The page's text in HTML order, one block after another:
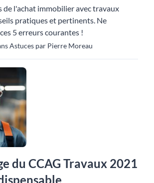
de l'achat immobilier avec travaux
pratiques et pertinents. Ne
5 erreurs courantes !
Astuces par Pierre Moreau
du CCAG Travaux 2021